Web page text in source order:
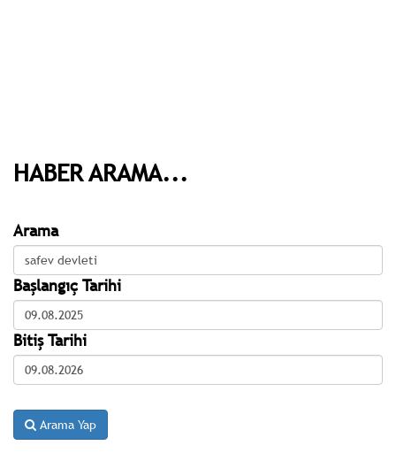
HABER ARAMA...
Arama
Başlangıç Tarihi
Bitiş Tarihi
Arama Yap